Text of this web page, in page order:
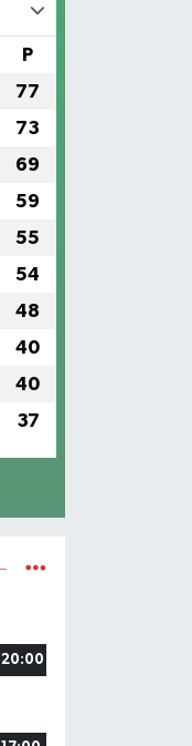
P
77
73
69
59
55
54
48
40
40
37
20:00